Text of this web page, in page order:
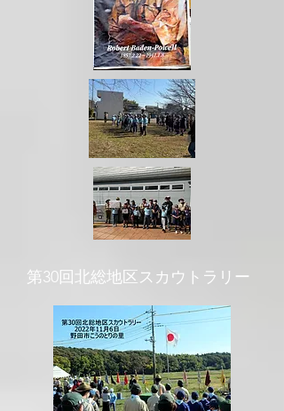
​第30回北総地区スカウトラリー